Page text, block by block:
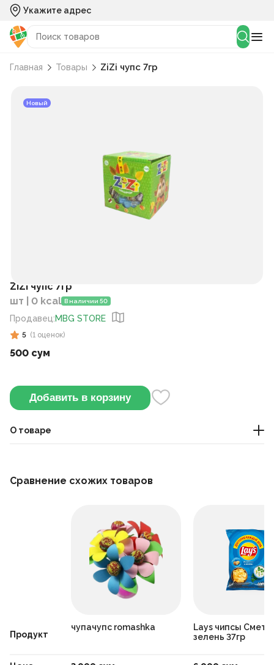
Укажите адрес
Главная Товары ZiZi чупс 7гр
Новый
ZiZi чупс 7гр
шт | 0 kcal В наличии 50
Продавец:MBG STORE
5 (1 оценок)
500 сум
Добавить в корзину
О товаре
Сравнение схожих товаров
Продукт
чупачупс romashka
Lays чипсы
зелень 37гр